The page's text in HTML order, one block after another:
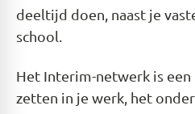
deeltijd doen, naast je
school.
Het Interim-netwerk is een
zetten in je werk, het